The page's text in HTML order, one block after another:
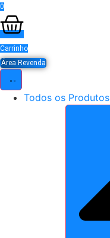
0
Carrinho
Área Revenda
Todos os Produtos